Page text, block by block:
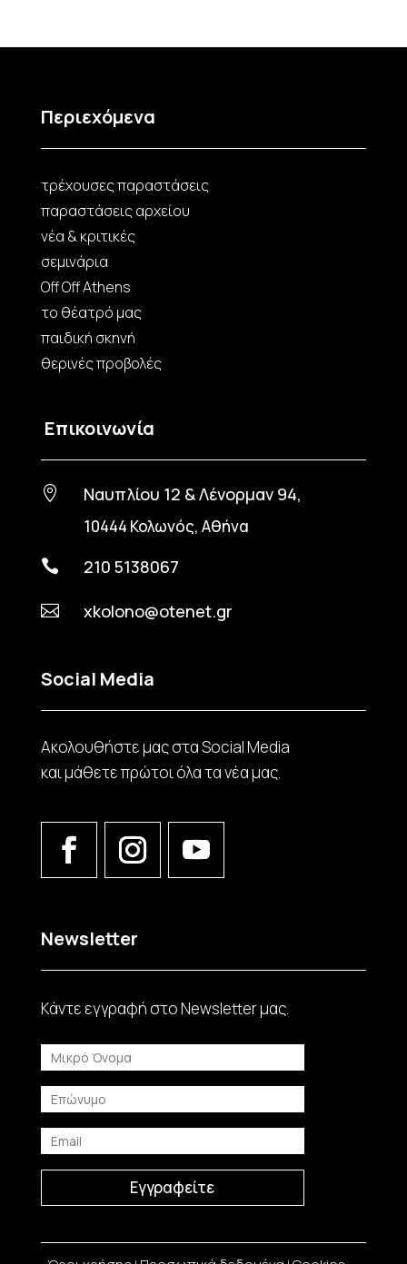
Περιεχόμενα
τρέχουσες παραστάσεις
παραστάσεις αρχείου
νέα & κριτικές
σεμινάρια
Off Off Athens
το θέατρό μας
παιδική σκηνή
θερινές προβολές
Επικοινωνία
 Ναυπλίου 12 & Λένορμαν 94,
10444 Κολωνός, Αθήνα
 210 5138067
 xkolono@otenet.gr
Social Media
Ακολουθήστε μας στα Social Media
και μάθετε πρώτοι όλα τα νέα μας.
Newsletter
Κάντε εγγραφή στο Νewsletter μας.
Εγγραφείτε